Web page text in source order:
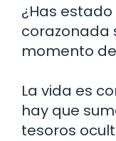
¿Has
corazonada
momento
La vida es
hay que
tesoros